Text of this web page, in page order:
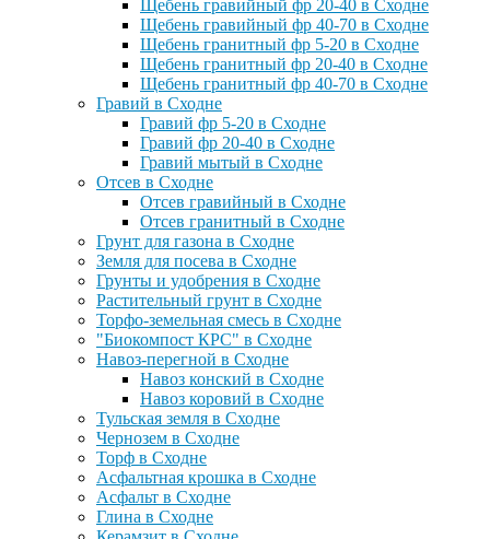
Щебень гравийный фр 20-40 в Сходне
Щебень гравийный фр 40-70 в Сходне
Щебень гранитный фр 5-20 в Сходне
Щебень гранитный фр 20-40 в Сходне
Щебень гранитный фр 40-70 в Сходне
Гравий в Сходне
Гравий фр 5-20 в Сходне
Гравий фр 20-40 в Сходне
Гравий мытый в Сходне
Отсев в Сходне
Отсев гравийный в Сходне
Отсев гранитный в Сходне
Грунт для газона в Сходне
Земля для посева в Сходне
Грунты и удобрения в Сходне
Растительный грунт в Сходне
Торфо-земельная смесь в Сходне
"Биокомпост КРС" в Сходне
Навоз-перегной в Сходне
Навоз конский в Сходне
Навоз коровий в Сходне
Тульская земля в Сходне
Чернозем в Сходне
Торф в Сходне
Асфальтная крошка в Сходне
Асфальт в Сходне
Глина в Сходне